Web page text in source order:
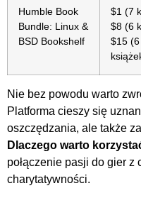
Humble Book
Bundle: Linux &
BSD Bookshelf
$1 (7
$8 (6
$15 (6
Nie bez powodu warto
Platforma cieszy się
oszczędzania, ale także
Dlaczego warto
połączenie pasji do gier z
charytatywności.